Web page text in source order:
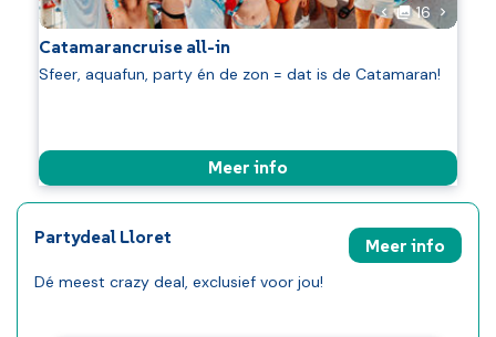
Catamarancruise all-in
Sfeer, aquafun, party én de zon = dat is de Catamaran!
Meer info
Vorige foto
16 foto's
Partydeal Lloret Meer info
Dé meest crazy deal, exclusief voor jou!